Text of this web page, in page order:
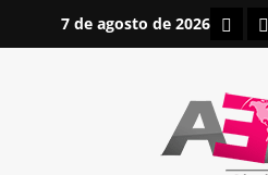
7 de agosto de 2026